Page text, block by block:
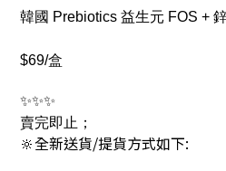
韓國 Prebiotics 益生元 FOS +
$69/盒
✨✨✨
賣完即止；
🔆全新送貨/提貨方式如下: